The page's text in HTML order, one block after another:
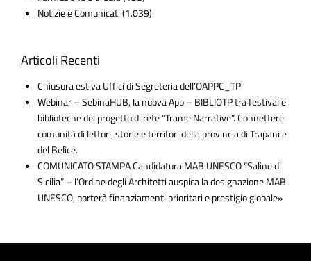
Notizie e Comunicati(1.039)
Articoli Recenti
Chiusura estiva Uffici di Segreteria dell’OAPPC_TP
Webinar – SebinaHUB, la nuova App – BIBLIOTP tra festival e
biblioteche del progetto di rete “Trame Narrative”. Connettere
comunità di lettori, storie e territori della provincia di Trapani e
del Belìce.
COMUNICATO STAMPA Candidatura MAB UNESCO “Saline di
Sicilia” – l’Ordine degli Architetti auspica la designazione MAB
UNESCO, porterà finanziamenti prioritari e prestigio globale»